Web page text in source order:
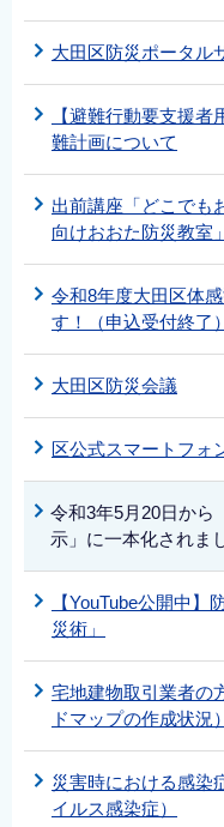
大田区防災ポータル
【避難行動要支援
難計画について
出前講座「どこでも
向けおおた防災教室
令和8年度大田区体
す！（申込受付終了）
大田区防災会議
区公式スマートフォ
令和3年5月20日から
示」に一本化されま
【YouTube公開中
災術」
宅地建物取引業者の
ドマップの作成状況）
災害時における感染
イルス感染症）